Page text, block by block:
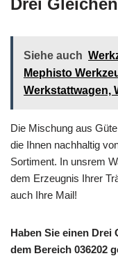
Siehe auch
Mephisto
Werkstattwagen,
Die Mischung aus
die Ihnen nachhaltig
Sortiment. In unsrem
dem Erzeugnis Ihrer
auch Ihre Mail!
Haben Sie einen Drei
dem Bereich 036202